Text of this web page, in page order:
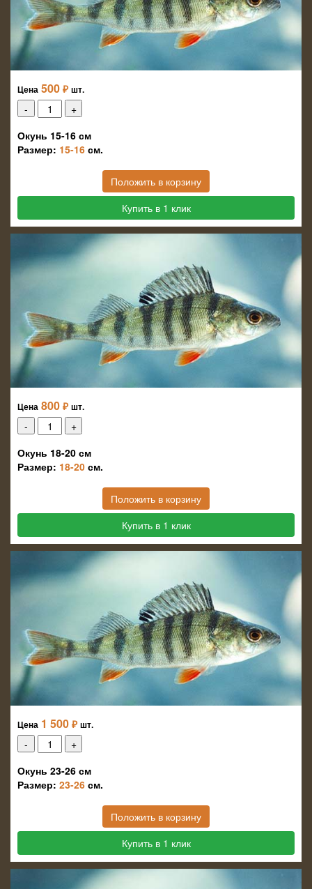
Цена 500 ₽ шт.
Окунь 15-16 см
Размер: 15-16 см.
Положить в корзину
Купить в 1 клик
Цена 800 ₽ шт.
Окунь 18-20 см
Размер: 18-20 см.
Положить в корзину
Купить в 1 клик
Цена 1 500 ₽ шт.
Окунь 23-26 см
Размер: 23-26 см.
Положить в корзину
Купить в 1 клик